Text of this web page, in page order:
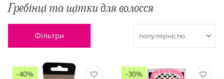
Гребінці та щітки для волосся
Фільтри
-40% -30%